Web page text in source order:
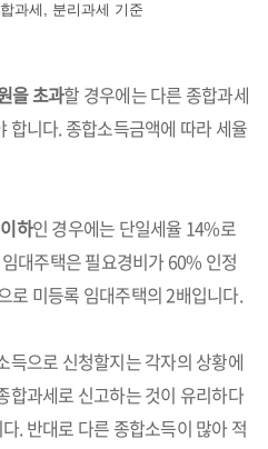
과세, 분리과세 기준
을 초과할 경우에는 다른 종합과세
합니다. 종합소득금액에 따라 세율
하인 경우에는 단일세율 14%로
대주택은 필요경비가 60% 인정
로 미등록 임대주택의 2배입니다.
득으로 신청할지는 각자의 상황에
합과세로 신고하는 것이 유리하다
. 반대로 다른 종합소득이 많아 적